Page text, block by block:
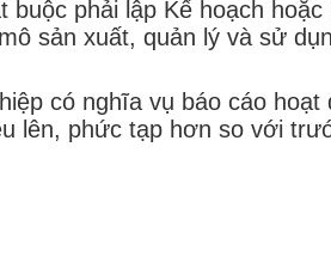
buộc phải lập Kế hoạch
sản xuất, quản lý và sử
có nghĩa vụ báo cáo
lên, phức tạp hơn so với